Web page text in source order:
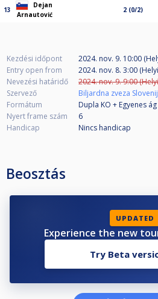
13
Dejan
Arnautović
2 (0/2)
Kezdési időpont
2024. nov. 9. 10:00
Entry open from
2024. nov. 8. 3:00
Nevezési határidő
2024. nov. 9. 9:00
Szervező
Biljardna zveza
Formátum
Dupla KO + Egyenes
Nyert frame szám
6
Handicap
Nincs handicap
Beosztás
UPDATED
Experience the new
Try Beta